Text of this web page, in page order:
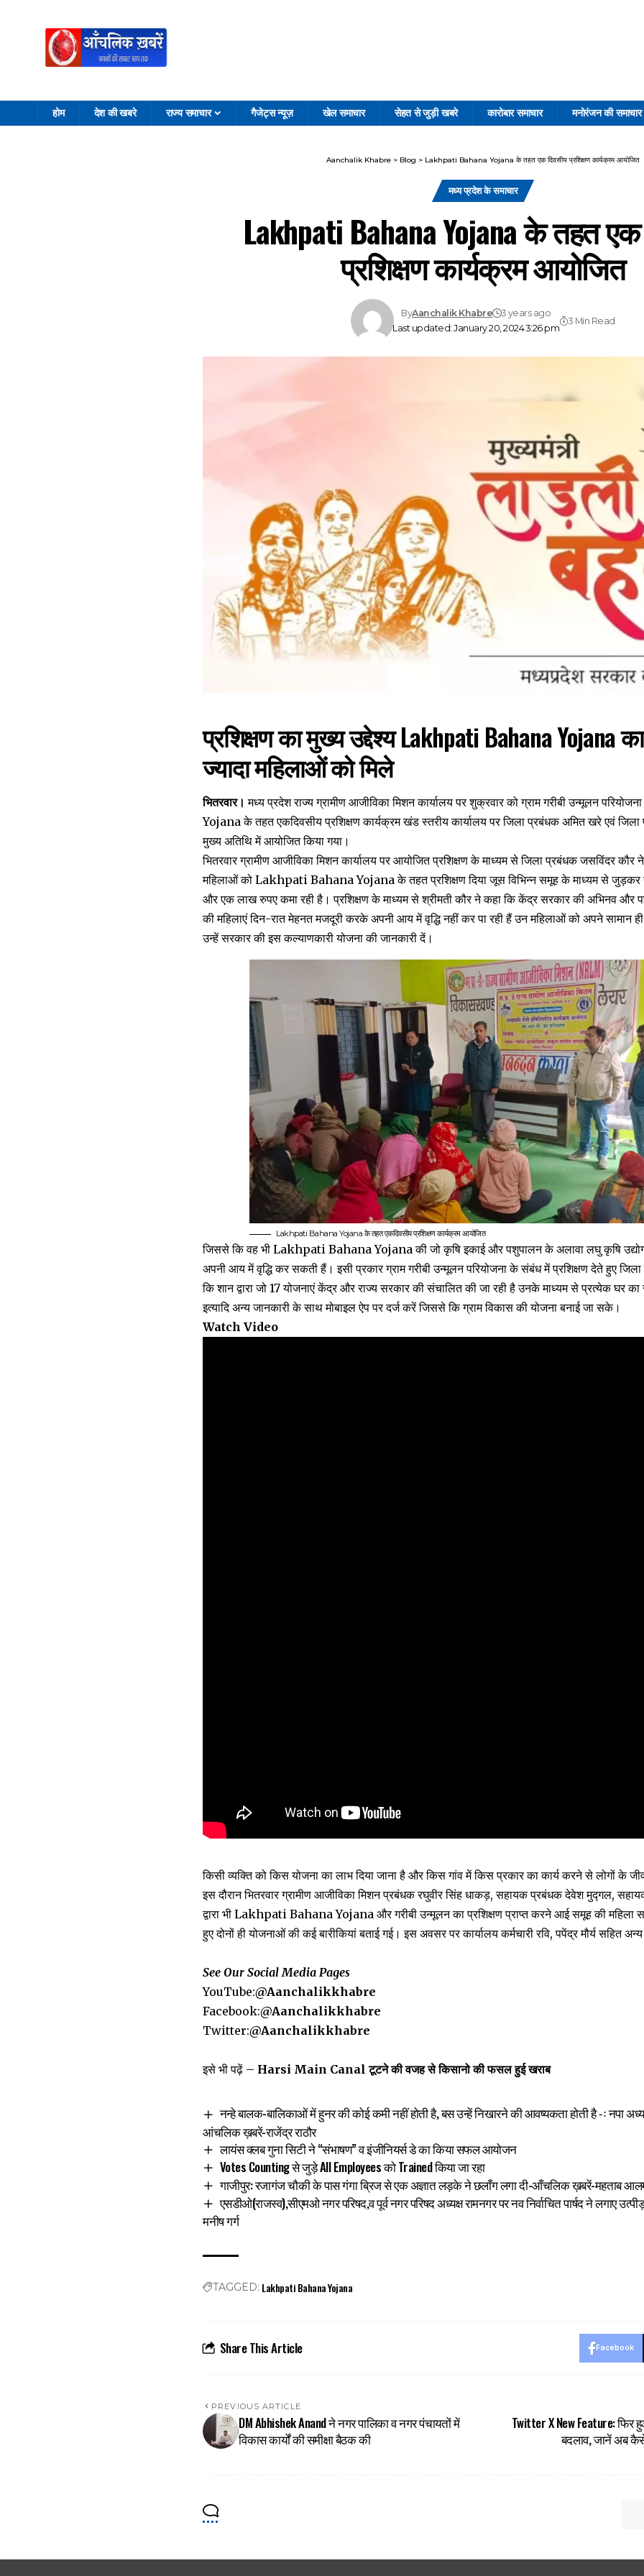
होम देश की खबरे राज्य समाचार गैजेट्स न्यूज़ खेल समाचार सेहत से जुड़ी खबरे कारोबार समाचार मनोरंजन की समाचार
Aanchalik Khabre > Blog > Lakhpati Bahana Yojana के तहत एक दिवसीय प्रशिक्षण कार्यक्रम आयोजित
मध्य प्रदेश के समाचार
Lakhpati Bahana Yojana के तहत एक
प्रशिक्षण कार्यक्रम आयोजित
Last updated: January 20, 2024 3:26 pm
ByAanchalik Khabre 3 years ago
3 Min Read
प्रशिक्षण का मुख्य उद्देश्य Lakhpati Bahana Yojana
ज्यादा महिलाओं को मिले
भितरवार। मध्य प्रदेश राज्य ग्रामीण आजीविका मिशन कार्यालय पर शुक्रवार को ग्राम गरीबी उन्मूलन
Yojana के तहत एकदिवसीय प्रशिक्षण कार्यक्रम खंड स्तरीय कार्यालय पर जिला प्रबंधक अमित खरे एवं
मुख्य अतिथि में आयोजित किया गया।
भितरवार ग्रामीण आजीविका मिशन कार्यालय पर आयोजित प्रशिक्षण के माध्यम से जिला प्रबंधक जसविंदर कौर
महिलाओं को Lakhpati Bahana Yojana के तहत प्रशिक्षण दिया जूस विभिन्न समूह के माध्यम से जुड़कर
और एक लाख रुपए कमा रही है। प्रशिक्षण के माध्यम से श्रीमती कौर ने कहा कि केंद्र सरकार की अभिनव और
की महिलाएं दिन-रात मेहनत मजदूरी करके अपनी आय में वृद्धि नहीं कर पा रही हैं उन महिलाओं को अपने सामान
उन्हें सरकार की इस कल्याणकारी योजना की जानकारी दें।
Lakhpati Bahana Yojana के तहत एकदिवसीय प्रशिक्षण कार्यक्रम आयोजित
जिससे कि वह भी Lakhpati Bahana Yojana की जो कृषि इकाई और पशुपालन के अलावा लघु कृषि
अपनी आय में वृद्धि कर सकती हैं। इसी प्रकार ग्राम गरीबी उन्मूलन परियोजना के संबंध में प्रशिक्षण देते हुए
कि शान द्वारा जो 17 योजनाएं केंद्र और राज्य सरकार की संचालित की जा रही है उनके माध्यम से प्रत्येक घर
इत्यादि अन्य जानकारी के साथ मोबाइल ऐप पर दर्ज करें जिससे कि ग्राम विकास की योजना बनाई जा सके।
Watch Video
किसी व्यक्ति को किस योजना का लाभ दिया जाना है और किस गांव में किस प्रकार का कार्य करने से लोगों के
इस दौरान भितरवार ग्रामीण आजीविका मिशन प्रबंधक रघुवीर सिंह धाकड़, सहायक प्रबंधक देवेश मुद्गल,
द्वारा भी Lakhpati Bahana Yojana और गरीबी उन्मूलन का प्रशिक्षण प्राप्त करने आई समूह की महिला
हुए दोनों ही योजनाओं की कई बारीकियां बताई गई। इस अवसर पर कार्यालय कर्मचारी रवि, पपेंद्र मौर्य सहित अन्य
See Our Social Media Pages
YouTube:@Aanchalikkhabre
Facebook:@Aanchalikkhabre
Twitter:@Aanchalikkhabre
इसे भी पढ़ें – Harsi Main Canal टूटने की वजह से किसानो की फसल हुई खराब
नन्हे बालक-बालिकाओं में हुनर की कोई कमी नहीं होती है, बस उन्हें निखारने की आवष्यकता होती है -ः नपा
आंचलिक ख़बरें-राजेंद्र राठौर
लायंस क्लब गुना सिटी ने “संभाषण” व इंजीनियर्स डे का किया सफल आयोजन
Votes Counting से जुड़े All Employees को Trained किया जा रहा
गाजीपुर: रजागंज चौकी के पास गंगा ब्रिज से एक अज्ञात लड़के ने छलाँग लगा दी-आँचलिक ख़बरें-महताब
एसडीओ(राजस्व),सीएमओ नगर परिषद,व पूर्व नगर परिषद अध्यक्ष रामनगर पर नव निर्वाचित पार्षद ने लगाए
मनीष गर्ग
TAGGED: Lakhpati Bahana Yojana
Share This Article Facebook
PREVIOUS ARTICLE
DM Abhishek Anand ने नगर पालिका व नगर पंचायतों में
विकास कार्यों की समीक्षा बैठक की
Twitter X New Feature: फिर
बदलाव, जानें अब